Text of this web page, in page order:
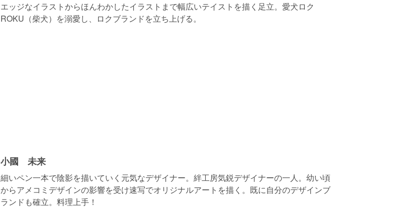
エッジなイラストからほんわかしたイラストまで幅広いテイストを描く足立。愛犬ロク
ROKU（柴犬）を溺愛し、ロクブランドを立ち上げる。
小國 未来
細いペン一本で陰影を描いていく元気なデザイナー。絆工房気鋭デザイナーの一人。幼い頃
からアメコミデザインの影響を受け速写でオリジナルアートを描く。既に自分のデザインブ
ランドも確立。料理上手！